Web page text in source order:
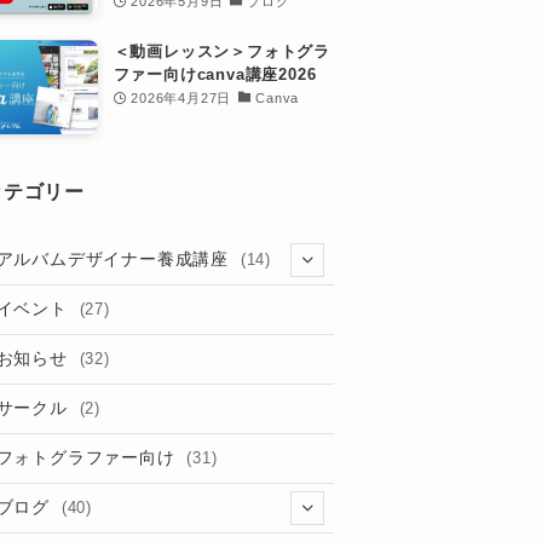
＜動画レッスン＞フォトグラ
ファー向けcanva講座2026
2026年4月27日 Canva
ゴリー
ルバムデザイナー養成講座 (14)
ベント (27)
知らせ (32)
ークル (2)
ォトグラファー向け (31)
ログ (40)